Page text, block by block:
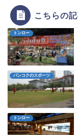
こちらの
トンロー
バンコクのスポーツ
トンロー